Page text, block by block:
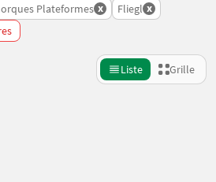
Plateformes x Fliegl x
Liste Grille